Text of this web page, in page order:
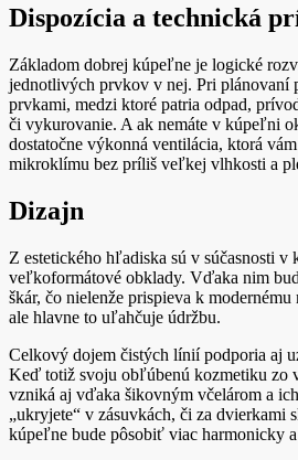
Dispozícia a technická
Základom dobrej kúpeľne je logické
jednotlivých prvkov v nej. Pri plánovaní
prvkami, medzi ktoré patria odpad,
či vykurovanie. A ak nemáte v kúpeľni
dostatočne výkonná ventilácia, ktorá
mikroklímu bez príliš veľkej vlhkosti a
Dizajn
Z estetického hľadiska sú v súčasnosti
veľkoformátové obklady. Vďaka nim
škár, čo nielenže prispieva k
ale hlavne to uľahčuje údržbu.
Celkový dojem čistých línií podporia aj
Keď totiž svoju obľúbenú kozmetiku zo
vzniká aj vďaka šikovným včelárom a ich
„ukryjete“ v zásuvkách, či za dvierkami
kúpeľne bude pôsobiť viac harmonicky a